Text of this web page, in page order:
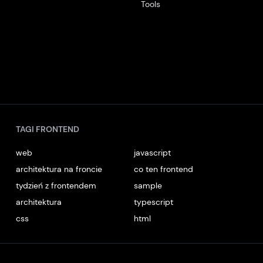
Tools
TAGI FRONTEND
web
javascript
architektura na froncie
co ten frontend
tydzień z frontendem
sample
architektura
typescript
css
html